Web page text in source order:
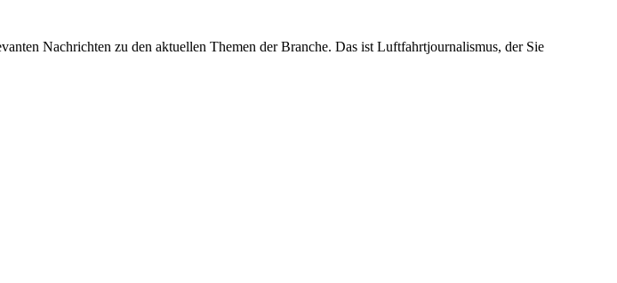
Nachrichten zu den aktuellen Themen der Branche. Das ist Luftfahrtjournalismus, der Sie